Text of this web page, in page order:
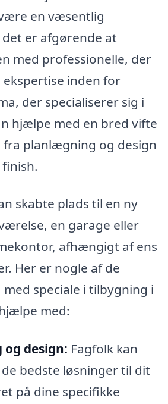
en væsentlig
er afgørende at
med professionelle, der
inden for
der specialiserer sig i
hjælpe med en bred vifte
fra planlægning og design
skabte plads til en ny
en garage eller
afhængigt af ens
Her er nogle af de
speciale i tilbygning i
med:
og design: Fagfolk kan
bedste løsninger til dit
på dine specifikke